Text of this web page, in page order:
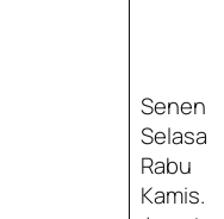
Senen
Selasa
Rabu
Kamis.